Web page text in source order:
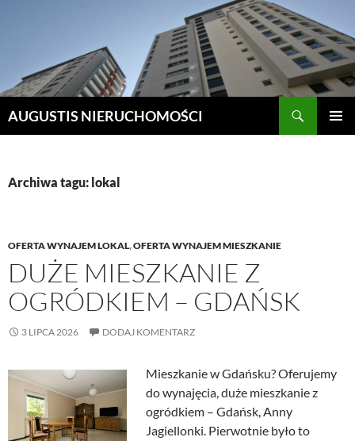
AUGUSTIS NIERUCHOMOŚCI
Archiwa tagu: lokal
OFERTA WYNAJEM LOKAL,OFERTA WYNAJEM MIESZKANIE
DUŻE MIESZKANIE Z
OGRÓDKIEM – GDAŃSK
3 LIPCA 2026 DODAJ KOMENTARZ
Mieszkanie w Gdańsku? Oferujemy
do wynajęcia, duże mieszkanie z
ogródkiem – Gdańsk, Anny
Jagiellonki. Pierwotnie było to